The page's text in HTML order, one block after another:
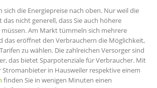
sich die Energiepreise nach oben. Nur weil die
das nicht generell, dass Sie auch höhere
müssen. Am Markt tümmeln sich mehrere
das eröffnet den Verbrauchern die Möglichkeit,
zu wählen. Die zahlreichen Versorger sind
das bietet Sparpotenziale für Verbraucher. Mit
Stromanbieter in Hausweiler respektive einem
finden Sie in wenigen Minuten einen